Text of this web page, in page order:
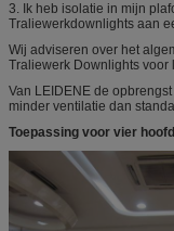
3. Ik heb isolatie in mijn
Traliewerkdownlights aan
Wij adviseren over het
Traliewerk Downlights voor
Van LEIDENE de
minder ventilatie dan
Toepassing voor vier